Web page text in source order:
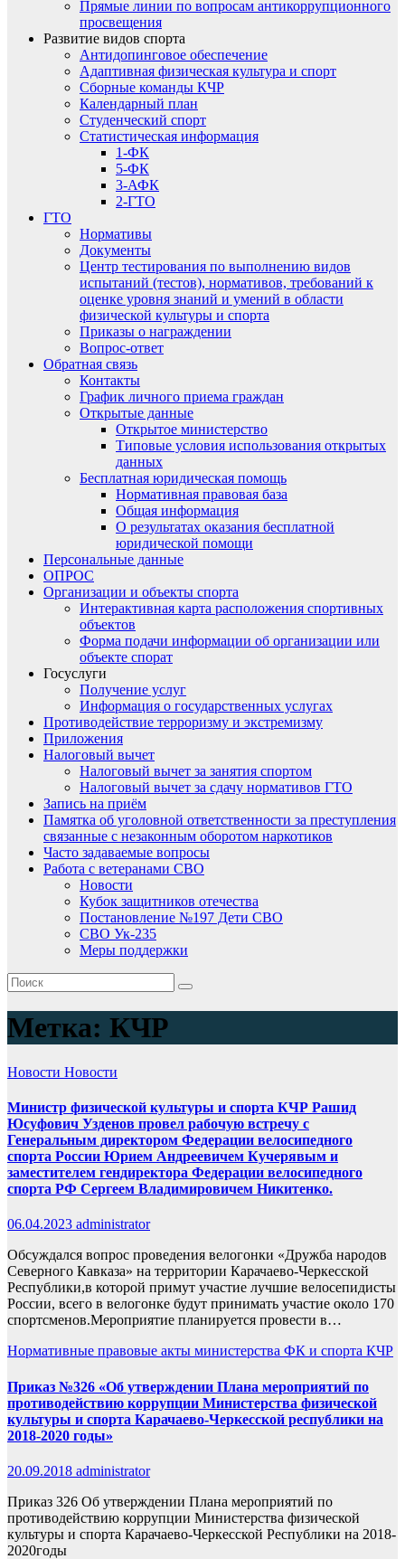
Прямые линии по вопросам антикоррупционного
просвещения
Развитие видов спорта
Антидопинговое обеспечение
Адаптивная физическая культура и спорт
Сборные команды КЧР
Календарный план
Студенческий спорт
Статистическая информация
1-ФК
5-ФК
3-АФК
2-ГТО
ГТО
Нормативы
Документы
Центр тестирования по выполнению видов
испытаний (тестов), нормативов, требований к
оценке уровня знаний и умений в области
физической культуры и спорта
Приказы о награждении
Вопрос-ответ
Обратная связь
Контакты
График личного приема граждан
Открытые данные
Открытое министерство
Типовые условия использования открытых
данных
Бесплатная юридическая помощь
Нормативная правовая база
Общая информация
О результатах оказания бесплатной
юридической помощи
Персональные данные
ОПРОС
Организации и объекты спорта
Интерактивная карта расположения спортивных
объектов
Форма подачи информации об организации или
объекте спорат
Госуслуги
Получение услуг
Информация о государственных услугах
Противодействие терроризму и экстремизму
Приложения
Налоговый вычет
Налоговый вычет за занятия спортом
Налоговый вычет за сдачу нормативов ГТО
Запись на приём
Памятка об уголовной ответственности за преступления
связанные с незаконным оборотом наркотиков
Часто задаваемые вопросы
Работа с ветеранами СВО
Новости
Кубок защитников отечества
Постановление №197 Дети СВО
СВО Ук-235
Меры поддержки
Метка: КЧР
Новости Новости
Министр физической культуры и спорта КЧР Рашид
Юсуфович Узденов провел рабочую встречу с
Генеральным директором Федерации велосипедного
спорта России Юрием Андреевичем Кучерявым и
заместителем гендиректора Федерации велосипедного
спорта РФ Сергеем Владимировичем Никитенко.
06.04.2023 administrator
Обсуждался вопрос проведения велогонки «Дружба народов
Северного Кавказа» на территории Карачаево-Черкесской
Республики,в которой примут участие лучшие велосепидисты
России, всего в велогонке будут принимать участие около 170
спортсменов.Мероприятие планируется провести в…
Нормативные правовые акты министерства ФК и спорта КЧР
Приказ №326 «Об утверждении Плана мероприятий по
противодействию коррупции Министерства физической
культуры и спорта Карачаево-Черкесской республики на
2018-2020 годы»
20.09.2018 administrator
Приказ 326 Об утверждении Плана мероприятий по
противодействию коррупции Министерства физической
культуры и спорта Карачаево-Черкесской Республики на 2018-
2020годы